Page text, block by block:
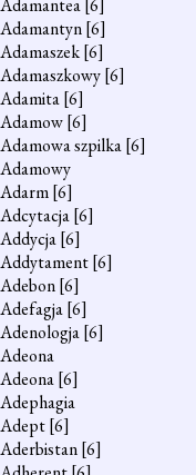
Adamantea[6]
Adamantyn[6]
Adamaszek[6]
Adamaszkowy[6]
Adamita[6]
Adamow[6]
Adamowa szpilka[6]
Adamowy
Adarm[6]
Adcytacja[6]
Addycja[6]
Addytament[6]
Adebon[6]
Adefagja[6]
Adenologja[6]
Adeona
Adeona[6]
Adephagia
Adept[6]
Aderbistan[6]